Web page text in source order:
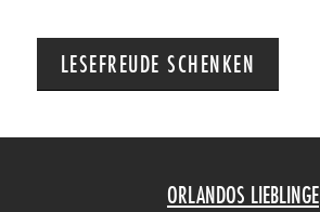
LESEFREUDE SCHENKEN
ORLANDOS LIEBLINGE